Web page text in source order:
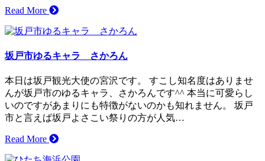
Read More
坂戸市ゆるキャラ さかろん
本日は坂戸観光大使の宮沢です。 すこし知名度はありませ
んが坂戸市のゆるキャラ、さかろんです^^ 本当に可愛らし
いのですがあまりにも特徴がないのかも知れません。 坂戸
市と言えば坂戸よさこい祭りの方が人気…
Read More